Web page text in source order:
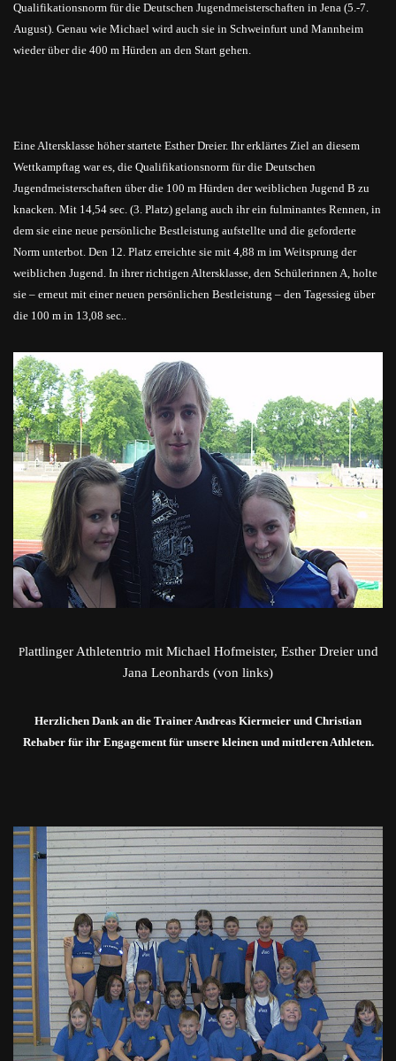
Qualifikationsnorm für die Deutschen Jugendmeisterschaften in Jena (5.-7.
August). Genau wie Michael wird auch sie in Schweinfurt und Mannheim
wieder über die 400 m Hürden an den Start gehen.
Eine Altersklasse höher startete Esther Dreier. Ihr erklärtes Ziel an diesem
Wettkampftag war es, die Qualifikationsnorm für die Deutschen
Jugendmeisterschaften über die 100 m Hürden der weiblichen Jugend B zu
knacken. Mit 14,54 sec. (3. Platz) gelang auch ihr ein fulminantes Rennen, in
dem sie eine neue persönliche Bestleistung aufstellte und die geforderte
Norm unterbot. Den 12. Platz erreichte sie mit 4,88 m im Weitsprung der
weiblichen Jugend. In ihrer richtigen Altersklasse, den Schülerinnen A, holte
sie – erneut mit einer neuen persönlichen Bestleistung – den Tagessieg über
die 100 m in 13,08 sec..
Plattlinger Athletentrio mit Michael Hofmeister, Esther Dreier und
Jana Leonhards (von links)
Herzlichen Dank an die Trainer Andreas Kiermeier und Christian
Rehaber für ihr Engagement für unsere kleinen und mittleren Athleten.